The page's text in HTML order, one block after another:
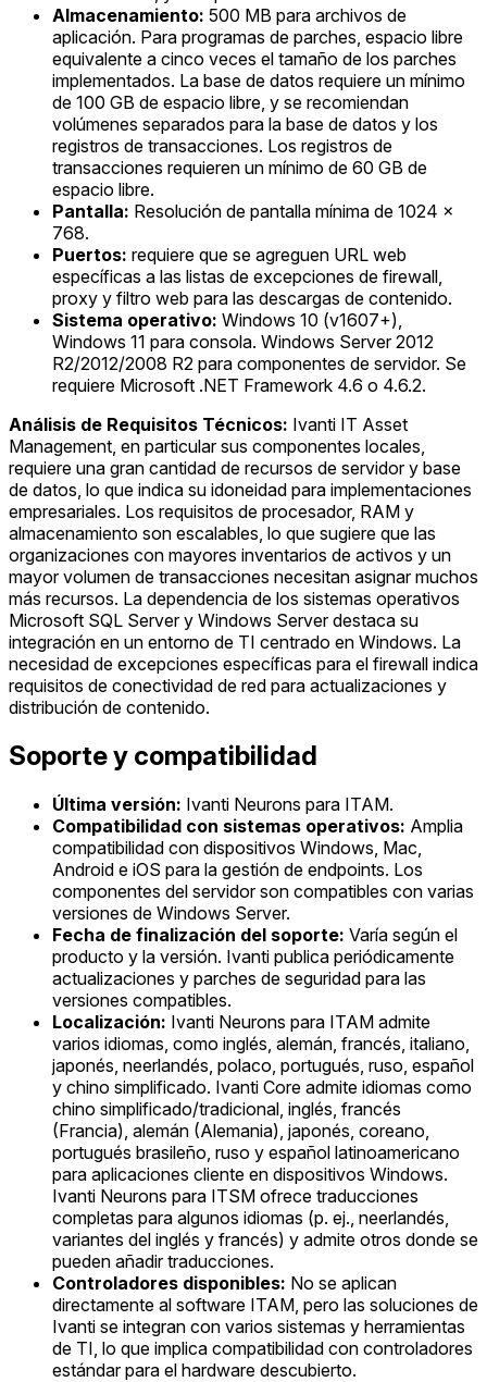
Almacenamiento: 500 MB para archivos de
aplicación. Para programas de parches, espacio libre
equivalente a cinco veces el tamaño de los parches
implementados. La base de datos requiere un mínimo
de 100 GB de espacio libre, y se recomiendan
volúmenes separados para la base de datos y los
registros de transacciones. Los registros de
transacciones requieren un mínimo de 60 GB de
espacio libre.
Pantalla: Resolución de pantalla mínima de 1024 x
768.
Puertos: requiere que se agreguen URL web
específicas a las listas de excepciones de firewall,
proxy y filtro web para las descargas de contenido.
Sistema operativo: Windows 10 (v1607+),
Windows 11 para consola. Windows Server 2012
R2/2012/2008 R2 para componentes de servidor. Se
requiere Microsoft .NET Framework 4.6 o 4.6.2.
Análisis de Requisitos Técnicos: Ivanti IT Asset
Management, en particular sus componentes locales,
requiere una gran cantidad de recursos de servidor y base
de datos, lo que indica su idoneidad para implementaciones
empresariales. Los requisitos de procesador, RAM y
almacenamiento son escalables, lo que sugiere que las
organizaciones con mayores inventarios de activos y un
mayor volumen de transacciones necesitan asignar muchos
más recursos. La dependencia de los sistemas operativos
Microsoft SQL Server y Windows Server destaca su
integración en un entorno de TI centrado en Windows. La
necesidad de excepciones específicas para el firewall indica
requisitos de conectividad de red para actualizaciones y
distribución de contenido.
Soporte y compatibilidad
Última versión: Ivanti Neurons para ITAM.
Compatibilidad con sistemas operativos: Amplia
compatibilidad con dispositivos Windows, Mac,
Android e iOS para la gestión de endpoints. Los
componentes del servidor son compatibles con varias
versiones de Windows Server.
Fecha de finalización del soporte: Varía según el
producto y la versión. Ivanti publica periódicamente
actualizaciones y parches de seguridad para las
versiones compatibles.
Localización: Ivanti Neurons para ITAM admite
varios idiomas, como inglés, alemán, francés, italiano,
japonés, neerlandés, polaco, portugués, ruso, español
y chino simplificado. Ivanti Core admite idiomas como
chino simplificado/tradicional, inglés, francés
(Francia), alemán (Alemania), japonés, coreano,
portugués brasileño, ruso y español latinoamericano
para aplicaciones cliente en dispositivos Windows.
Ivanti Neurons para ITSM ofrece traducciones
completas para algunos idiomas (p. ej., neerlandés,
variantes del inglés y francés) y admite otros donde se
pueden añadir traducciones.
Controladores disponibles: No se aplican
directamente al software ITAM, pero las soluciones de
Ivanti se integran con varios sistemas y herramientas
de TI, lo que implica compatibilidad con controladores
estándar para el hardware descubierto.